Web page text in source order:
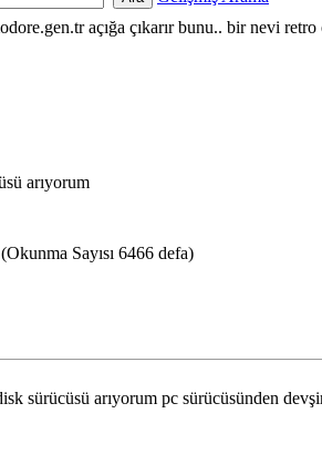
açığa çıkarır bunu.. bir nevi
arıyorum
Sayısı 6466 defa)
sürücüsü arıyorum pc sürücüsünden